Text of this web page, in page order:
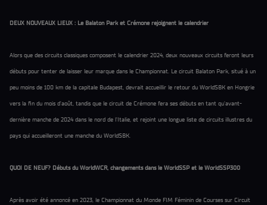
DEUX NOUVEAUX LIEUX : Le Balaton Park et Crémone rejoignent le calendrier
Alors que des circuits classiques composent le calendrier 2024, deux nouveaux circuits feront leurs
débuts pour tenter de laisser leur marque dans le Championnat. Le circuit Balaton Park, situé à un
peu moins de 100 km de la capitale Budapest, devrait accueillir le retour du WorldSBK en Hongrie
vers la fin du mois d'août, tandis que le circuit de Crémone fera ses débuts en tant qu'avant-
dernière manche de 2024 dans le nord de l'Italie, et rejoint une longue liste de circuits illustres du
pays qui accueilleront une manche du WorldSBK.
QUOI DE NEUF? Débuts du WorldWCR, changements dans le WorldSSP et le WorldSSP300
Après avoir été annoncé en 2023, le Championnat du Monde FIM Féminin de Courses sur Circuit